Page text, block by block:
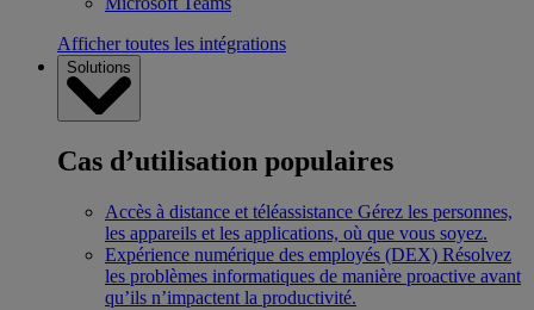
Afficher toutes les intégrations
Solutions
Cas d’utilisation populaires
Accès à distance et téléassistance Gérez les personnes,
les appareils et les applications, où que vous soyez.
Expérience numérique des employés (DEX) Résolvez
les problèmes informatiques de manière proactive avant
qu’ils n’impactent la productivité.